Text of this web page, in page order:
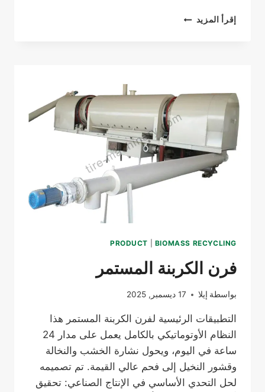
إقرأ المزيد آلة
SLIDECUT-
1200
لفصل
الجوانب
PRODUCT BIOMASS RECYCLING
فرن الكربنة المستمر
بواسطة إيلا 17 ديسمبر, 2025
التطبيقات الرئيسية لفرن الكربنة المستمر هذا
النظام الأوتوماتيكي بالكامل يعمل على مدار 24
ساعة في اليوم، ويحول نشارة الخشب والنخالة
وقشور النخيل إلى فحم عالي القيمة. تم تصميمه
لحل التحدي الأساسي في الإنتاج الصناعي: تحقيق